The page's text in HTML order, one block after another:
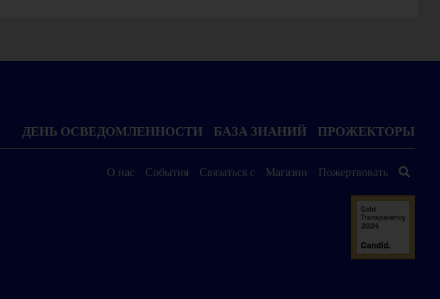
ДЕНЬ ОСВЕДОМЛЕННОСТИ БАЗА ЗНАНИЙ ПРОЖЕКТОРЫ
О нас События Связаться с Магазин Пожертвовать